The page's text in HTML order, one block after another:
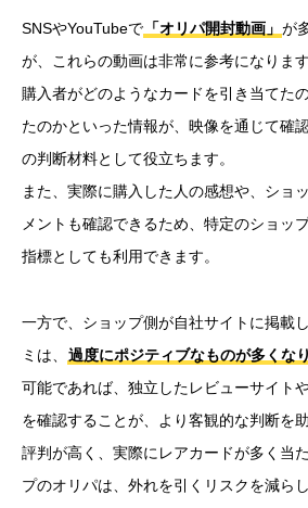
SNSやYouTubeで 「オリパ開封動画」 が
が、これらの動画は非常に参考になります
購入者がどのようなカードを引き当てた
たのかといった情報が、映像を通じて確
の判断材料として役立ちます。
また、実際に購入した人の感想や、ショ
メントも確認できるため、特定のショッ
指標としても利用できます。
一方で、ショップ側が自社サイトに掲載
ミは、 過度にポジティブなものが多くな
可能であれば、独立したレビューサイト
を確認することが、より客観的な判断を
評判が高く、実際にレアカードが多く当
プのオリパは、外れを引くリスクを減ら